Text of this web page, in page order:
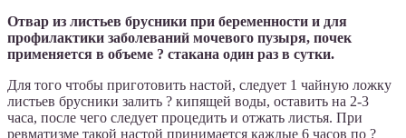
Отвар из листьев брусники при беременности и для
профилактики заболеваний мочевого пузыря, почек
применяется в объеме ? стакана один раз в сутки.
Для того чтобы приготовить настой, следует 1 чайную ложку
листьев брусники залить ? кипящей воды, оставить на 2-3
часа, после чего следует процедить и отжать листья. При
ревматизме такой настой принимается каждые 6 часов по ?